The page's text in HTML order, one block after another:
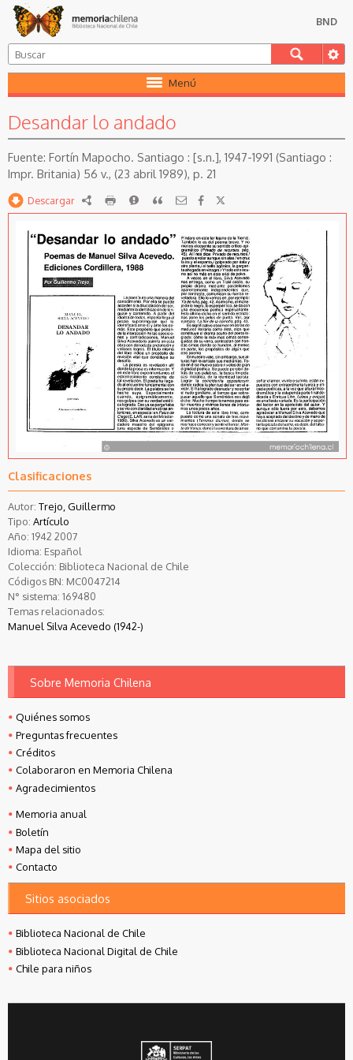
BND
Menú
Desandar lo andado
Fortín Mapocho. Santiago : [s.n.], 1947-1991 (Santiago :
Impr. Britania) 56 v., (23 abril 1989), p. 21
Descargar RDF imprimirReportarCitar
Clasificaciones
Autor: Trejo, Guillermo
Tipo: Artículo
Año: 1942 2007
Idioma: Español
Colección: Biblioteca Nacional de Chile
Códigos BN: MC0047214
N° sistema: 169480
Temas relacionados:
Manuel Silva Acevedo (1942-)
Sobre Memoria Chilena
Quiénes somos
Preguntas frecuentes
Créditos
Colaboraron en Memoria Chilena
Agradecimientos
Memoria anual
Boletín
Mapa del sitio
Contacto
Sitios asociados
Biblioteca Nacional de Chile
Biblioteca Nacional Digital de Chile
Chile para niños